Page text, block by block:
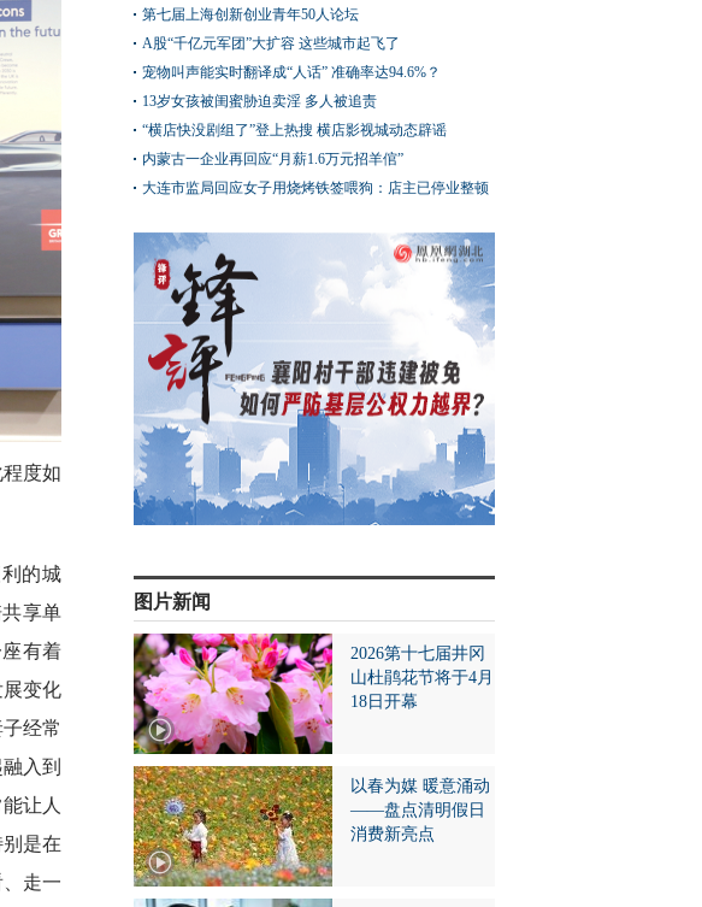
度如
的城
享单
有着
变化
经常
入到
让人
是在
走一
第七届上海创新创业青年50人论坛
A股“千亿元军团”大扩容 这些城市起飞了
宠物叫声能实时翻译成“人话” 准确率达94.6%？
13岁女孩被闺蜜胁迫卖淫 多人被追责
“横店快没剧组了”登上热搜 横店影视城动态辟谣
内蒙古一企业再回应“月薪1.6万元招羊倌”
大连市监局回应女子用烧烤铁签喂狗：店主已停业整顿
图片新闻
2026第十七届井冈
山杜鹃花节将于4月
18日开幕
以春为媒 暖意涌动
——盘点清明假日
消费新亮点